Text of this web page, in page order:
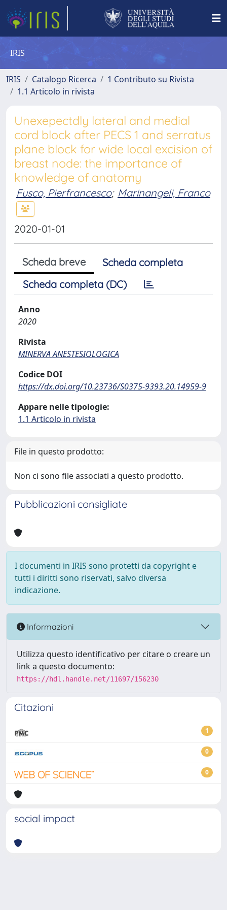
IRIS
IRIS Catalogo Ricerca
1 Contributo su Rivista
1.1 Articolo in rivista
Unexepectdly lateral and medial
cord block after PECS 1 and serratus
plane block for wide local excision of
breast node: the importance of
knowledge of anatomy
Fusco, Pierfrancesco; Marinangeli, Franco
2020-01-01
Scheda breve
Scheda completa
Scheda completa (DC)
Anno
2020
Rivista
MINERVA ANESTESIOLOGICA
Codice DOI
https://dx.doi.org/10.23736/S0375-9393.20.14959-9
Appare nelle tipologie:
1.1 Articolo in rivista
File in questo prodotto:
Non ci sono file associati a questo prodotto.
Pubblicazioni consigliate
I documenti in IRIS sono protetti da copyright e
tutti i diritti sono riservati, salvo diversa
indicazione.
Informazioni
Utilizza questo identificativo per citare o creare un
link a questo documento:
https://hdl.handle.net/11697/156230
Citazioni
1
0
0
social impact